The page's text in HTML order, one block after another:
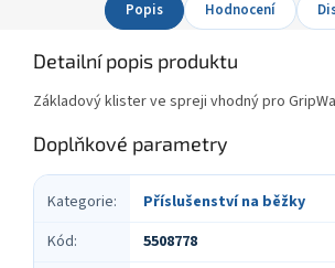
Popis Hodnocení
Detailní popis produktu
Základový klister ve spreji vhodný pro
Doplňkové parametry
Kategorie:
Příslušenství na běžky
Kód:
5508778